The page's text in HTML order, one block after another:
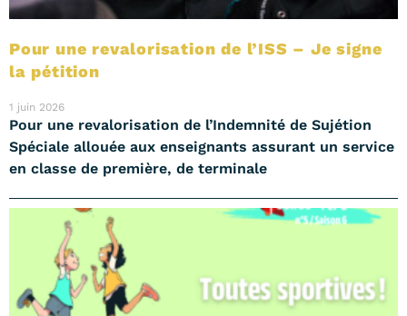
Pour une revalorisation de l’ISS – Je signe
la pétition
1 juin 2026
Pour une revalorisation de l’Indemnité de Sujétion
Spéciale allouée aux enseignants assurant un service
en classe de première, de terminale